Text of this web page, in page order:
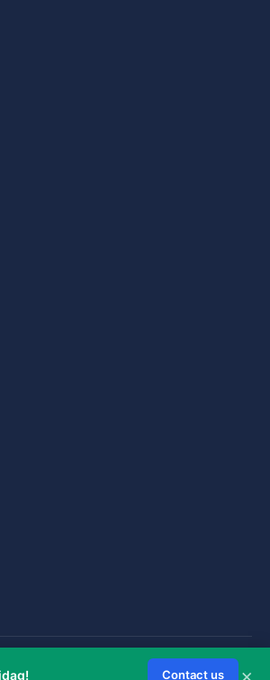
rättigheter förbehållna.
Contact us ×